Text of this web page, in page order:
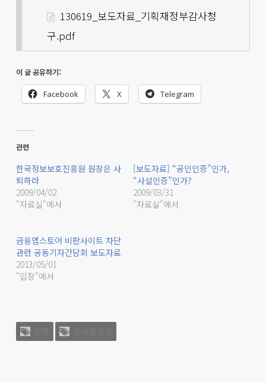
130619_보도자료_기획재정부감사청
구.pdf
이 글 공유하기:
Facebook X Telegram
관련
한국정보보호진흥원 원장은 사
퇴하라
2009/04/02
"자료실"에서
[보도자료] “공인인증”인가,
“사설인증”인가?
2009/03/31
"자료실"에서
금융앱스토어 비판사이트 차단
관련 공동기자간담회 보도자료
2013/05/01
"입장"에서